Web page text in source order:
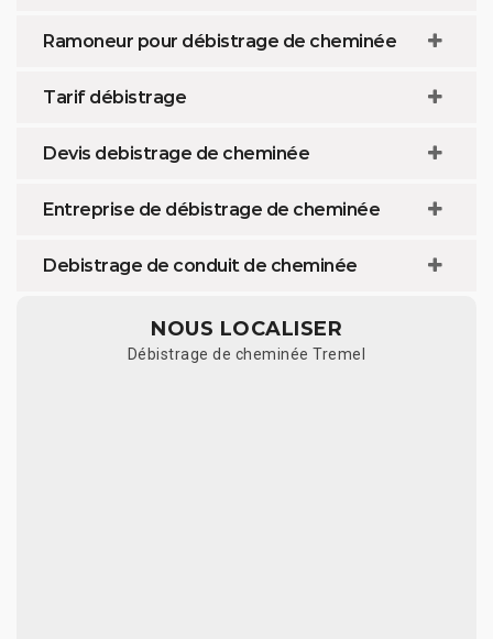
Ramoneur pour débistrage de cheminée
Tarif débistrage
Devis debistrage de cheminée
Entreprise de débistrage de cheminée
Debistrage de conduit de cheminée
NOUS LOCALISER
Débistrage de cheminée Tremel